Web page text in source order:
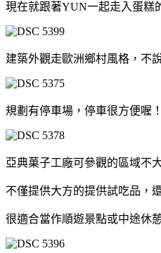
現在就跟著YUN一起走入蛋糕
建築外觀走歐洲鄉村風格，不
規劃有停車場，停車很方便喔！
亞典菓子工廠可參觀的區域不
不僅提供大方的提供試吃品，
很適合當作順遊景點或中途休